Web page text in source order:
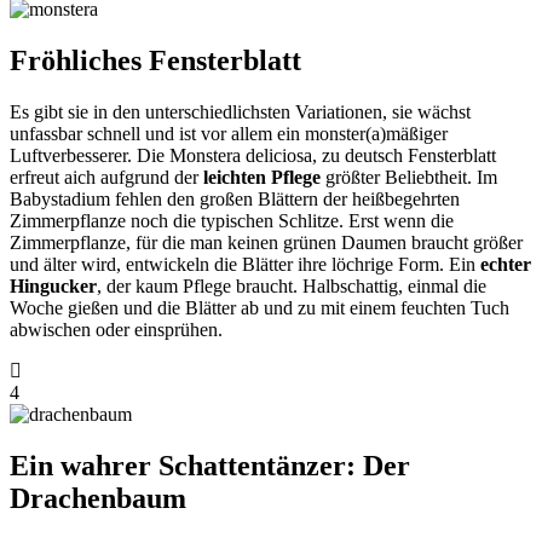
Fröhliches Fensterblatt
Es gibt sie in den unterschiedlichsten Variationen, sie wächst
unfassbar schnell und ist vor allem ein monster(a)mäßiger
Luftverbesserer. Die Monstera deliciosa, zu deutsch Fensterblatt
erfreut aich aufgrund derleichten Pflege größter Beliebtheit. Im
Babystadium fehlen den großen Blättern der heißbegehrten
Zimmerpflanze noch die typischen Schlitze. Erst wenn die
Zimmerpflanze, für die man keinen grünen Daumen braucht größer
und älter wird, entwickeln die Blätter ihre löchrige Form. Ein echter
Hingucker, der kaum Pflege braucht. Halbschattig, einmal die
Woche gießen und die Blätter ab und zu mit einem feuchten Tuch
abwischen oder einsprühen.
4
Ein wahrer Schattentänzer: Der
Drachenbaum